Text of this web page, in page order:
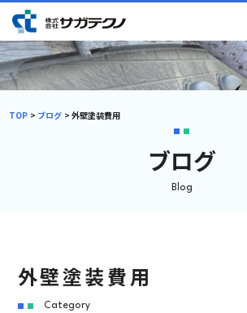
ブログ
Blog
TOP ブログ 外壁塗装費用
外壁塗装費用
Category